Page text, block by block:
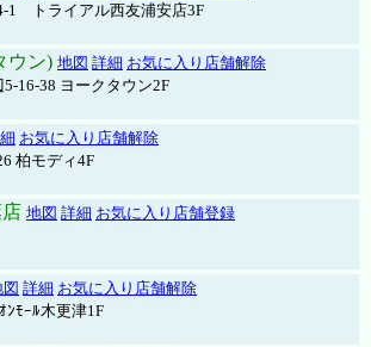
1 トライアル西友浦安店3F
ウン) 地図 詳細 お気に入り店舗解除
16-38 ヨークタウン2F
お気に入り店舗解除
柏モディ4F
地図 詳細 お気に入り店舗登録
詳細 お気に入り店舗解除
ﾓｰﾙ木更津1F